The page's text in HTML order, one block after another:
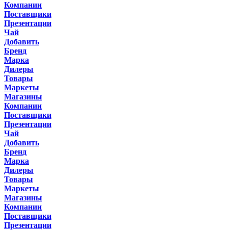
Компании
Поставщики
Презентации
Чай
Добавить
Бренд
Марка
Дилеры
Товары
Маркеты
Магазины
Компании
Поставщики
Презентации
Чай
Добавить
Бренд
Марка
Дилеры
Товары
Маркеты
Магазины
Компании
Поставщики
Презентации